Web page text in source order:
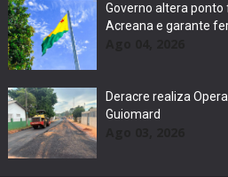
Governo altera
Acreana e garante
Deracre realiza
Guiomard